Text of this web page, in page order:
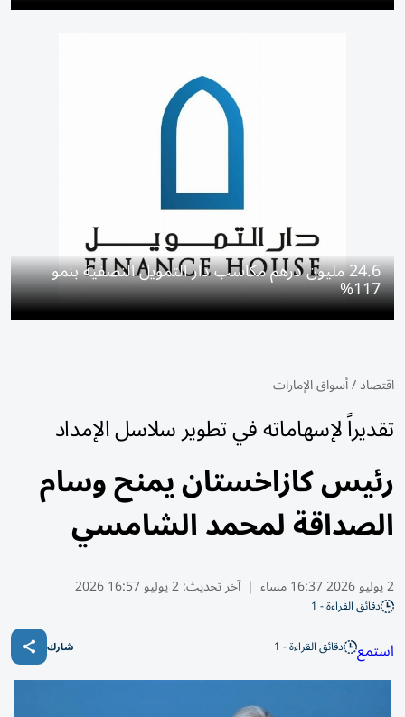
24.6 مليون درهم مكاسب دار التمويل النصفية بنمو
117%
اقتصاد/أسواق الإمارات
تقديراً لإسهاماته في تطوير سلاسل الإمداد
رئيس كازاخستان يمنح وسام
الصداقة لمحمد الشامسي
2 يوليو 2026 16:37 مساء | آخر تحديث:2 يوليو 16:57 2026
دقائق القراءة - 1
استمع دقائق القراءة - 1 شارك